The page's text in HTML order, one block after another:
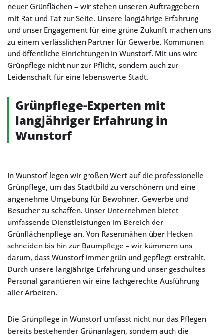
neuer Grünflächen – wir stehen unseren Auftraggebern
mit Rat und Tat zur Seite. Unsere langjährige Erfahrung
und unser Engagement für eine grüne Zukunft machen uns
zu einem verlässlichen Partner für Gewerbe, Kommunen
und öffentliche Einrichtungen in Wunstorf. Mit uns wird
Grünpflege nicht nur zur Pflicht, sondern auch zur
Leidenschaft für eine lebenswerte Stadt.
Grünpflege-Experten mit
langjähriger Erfahrung in
Wunstorf
In Wunstorf legen wir großen Wert auf die professionelle
Grünpflege, um das Stadtbild zu verschönern und eine
angenehme Umgebung für Bewohner, Gewerbe und
Besucher zu schaffen. Unser Unternehmen bietet
umfassende Dienstleistungen im Bereich der
Grünflächenpflege an. Von Rasenmähen über Hecken
schneiden bis hin zur Baumpflege – wir kümmern uns
darum, dass Wunstorf immer grün und gepflegt erstrahlt.
Durch unsere langjährige Erfahrung und unser geschultes
Personal garantieren wir eine fachgerechte Ausführung
aller Arbeiten.
Die Grünpflege in Wunstorf umfasst nicht nur das Pflegen
bereits bestehender Grünanlagen, sondern auch die